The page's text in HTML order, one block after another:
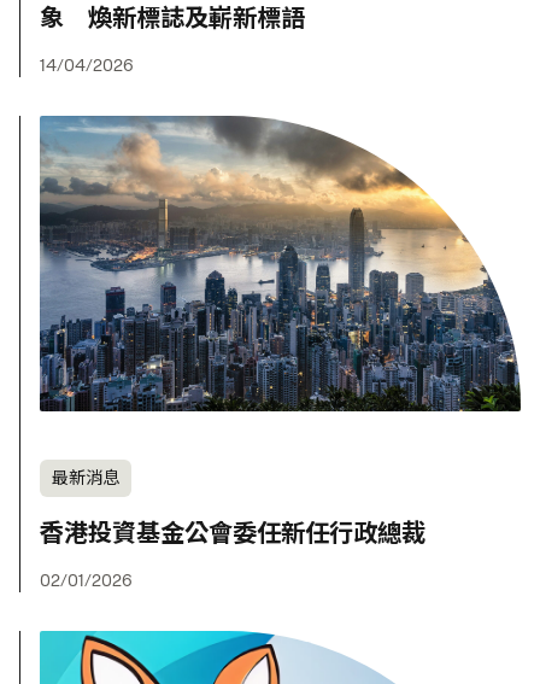
象 煥新標誌及嶄新標語
14/04/2026
最新消息
香港投資基金公會委任新任行政總裁
02/01/2026